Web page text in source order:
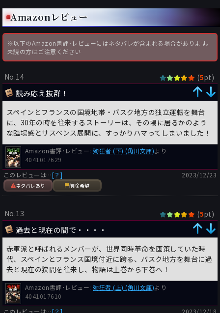
Amazonレビュー
※以下のAmazon書評･レビューにはネタバレが含まれる場合があります。
未読の方はご注意ください
No.14 (5pt)
読み応え抜群！
スペインとフランスの国境地帯・バスク地方の独立運転を舞台
に、30年の時を往来するストーリーは、その場に居るかのよう
な臨場感とサスペンス展開に、すっかりハマってしまいました！
Amazon書評･レビュー:殉狂者 (下) (角川文庫)より
4041017629
このレビューは…[？]
ネタバレあり 削除希望
2023/12/23
No.13 (5pt)
過去と現在の間で・・・・
赤軍派と呼ばれるメンバーが、世界同時革命を画策していた時
代、スペインとフランス国境付近に跨る、バスク地方を舞台に過
去と現在の狭間を往来し、物語は上巻から下巻へ！
Amazon書評･レビュー:殉狂者 (上) (角川文庫)より
4041017610
このレビューは…[？] 2023/12/18